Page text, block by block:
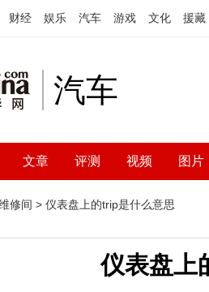
财经 娱乐 汽车 游戏 文化 援藏
汽车
文章 评测 视频 图片
修间 > 仪表盘上的trip是什么意思
仪表盘上